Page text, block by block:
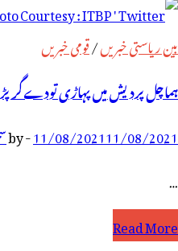
بین ریاستی خبریں/قومی خبریں
ہماچل پردیش میں پہاڑی تودے گرپڑے،ملبہ میں پھنسی
11/08/202111/08/2021
-
by
…
ہماچل
Read More